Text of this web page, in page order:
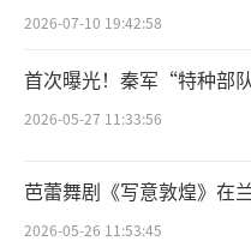
5月23日，西
（左）、聂柯盟在
·断桥》做准备。新
2026-07-10 19:42:58
首次曝光！秦军“特种部
2026-05-27 11:33:56
芭蕾舞剧《写意敦煌》在
2026-05-26 11:53:45